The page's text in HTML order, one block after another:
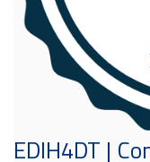
EDIH4DT |